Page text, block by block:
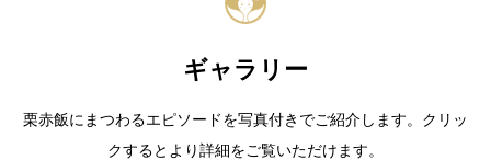
ギャラリー
栗赤飯にまつわるエピソードを写真付きでご紹介します。クリッ
クするとより詳細をご覧いただけます。